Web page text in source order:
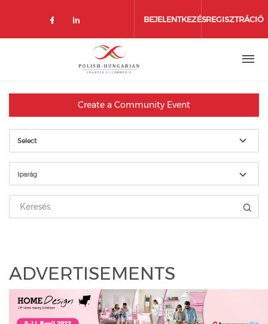
BEJELENTKEZÉSREGISZTRÁCIÓ
Create a Community Event
Select
ADVERTISEMENTS